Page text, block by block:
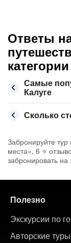
Ответы
Самые
Калуге
Сколько
Забронируйте
места», 6 ⭐
забронировать на
Полезно
Экскурсии по
Авторские